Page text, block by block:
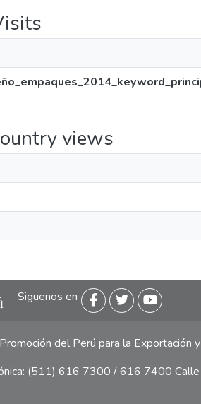
views
Siguenos en
del Perú para la Exportación
(511) 616 7300 / 616 7400 Calle